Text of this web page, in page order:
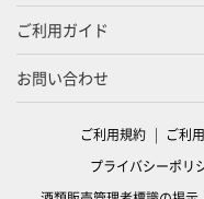
ご利用ガイド
お問い合わせ
ご利用規約 ご利
プライバシーポリ